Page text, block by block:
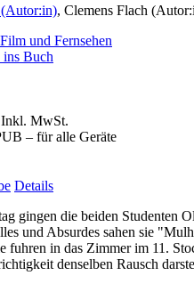
, Clemens Flach
und Fernsehen
Buch
Inkl. MwSt.
– für alle Geräte
Details
gingen die beiden Studenten
und Absurdes sahen sie
fuhren in das Zimmer im 11.
denselben Rausch